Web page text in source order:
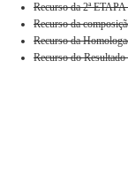
Recurso da 2ª
Recurso da
Recurso da
Recurso do